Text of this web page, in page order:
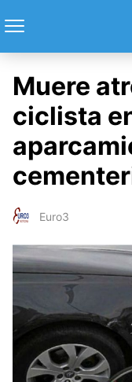
Muere
ciclista
Euro3